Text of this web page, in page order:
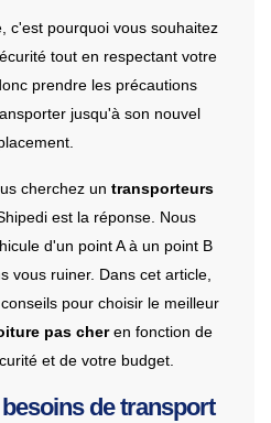
c'est pourquoi vous souhaitez
tout en respectant votre
prendre les précautions
jusqu'à son nouvel
cherchez un transporteurs
est la réponse. Nous
d'un point A à un point B
vous ruiner. Dans cet article,
pour choisir le meilleur
pas cheren fonction de
et de votre budget.
de transport